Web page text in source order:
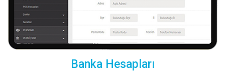
Banka Hesapları